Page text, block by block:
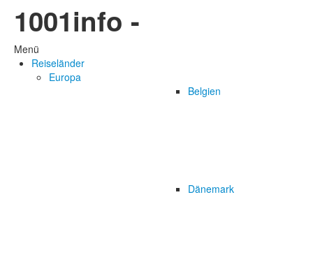
1001info -
Menü
Reiseländer
Europa
Belgien
Dänemark